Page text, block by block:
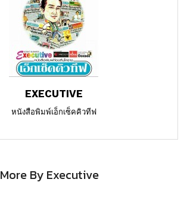
EXECUTIVE
หนังสือพิมพ์เอ็กเซ็คคิวทีฟ
More By Executive